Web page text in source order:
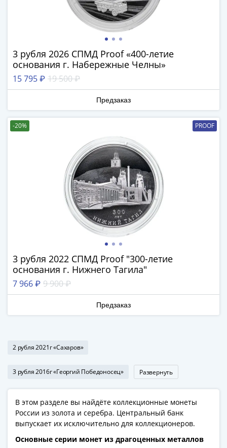
Евросоюз
ФРГ
ГДР
Третий
Веймарская
республика
Другие
Приднестровье
Украина
Монеты
Океания
Америка
Европа
Другие
страны
Смешанные
лоты
3 рубля 2026 СПМД Proof «400-летие
основания г. Набережные Челны»
15 795 ₽ 19 500 ₽
Предзаказ
-20% PROOF
3 рубля 2022 СПМД Proof "300-летие
основания г. Нижнего Тагила"
7 966 ₽ 9 900 ₽
Предзаказ
2 рубля 2021г «Сахаров»
3 рубля 2016г «Георгий Победоносец» Развернуть
В этом разделе вы найдёте коллекционные монеты
России из золота и серебра. Центральный банк
выпускает их исключительно для коллекционеров.
Основные серии монет из драгоценных металлов